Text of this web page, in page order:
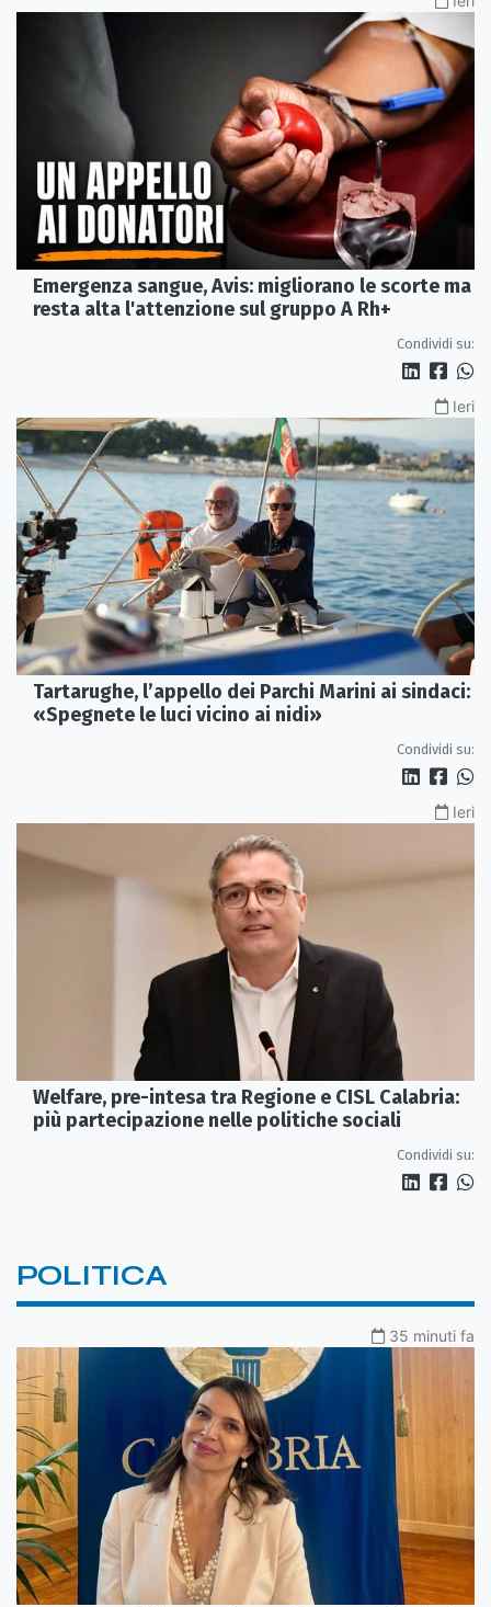
Emergenza sangue, Avis: migliorano le scorte ma
resta alta l'attenzione sul gruppo A Rh+
Condividi su:
Ieri
Tartarughe, l’appello dei Parchi Marini ai sindaci:
«Spegnete le luci vicino ai nidi»
Condividi su:
Ieri
Welfare, pre-intesa tra Regione e CISL Calabria:
più partecipazione nelle politiche sociali
Condividi su:
POLITICA
35 minuti fa